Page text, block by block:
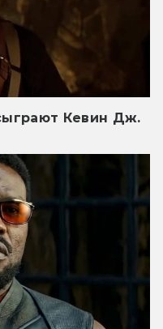
Кевин Дж.